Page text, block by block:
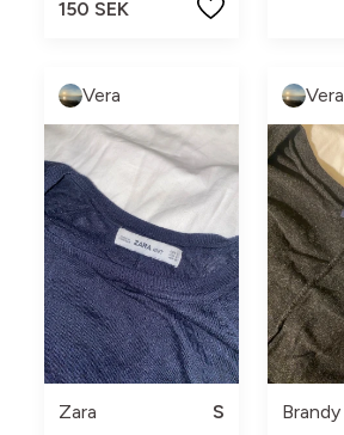
150 SEK
Vera
Zara
S
Vera